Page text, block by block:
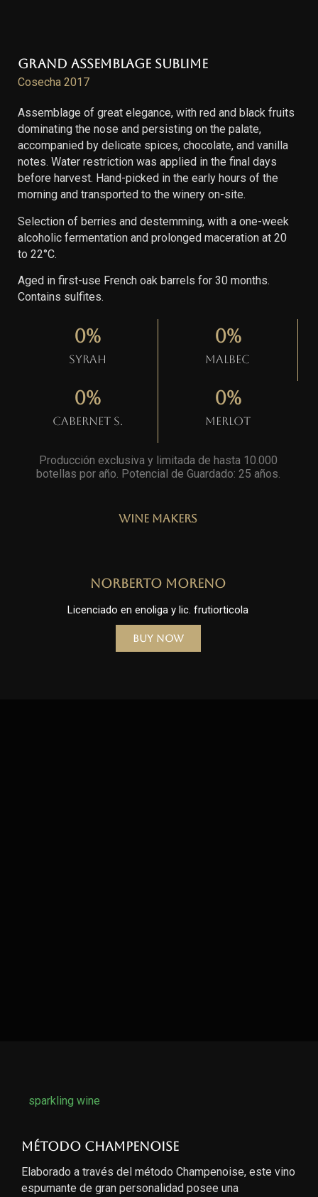
Grand Assemblage Sublime
Cosecha 2017
Assemblage of great elegance, with red and black fruits
dominating the nose and persisting on the palate,
accompanied by delicate spices, chocolate, and vanilla
notes. Water restriction was applied in the final days
before harvest. Hand-picked in the early hours of the
morning and transported to the winery on-site.
Selection of berries and destemming, with a one-week
alcoholic fermentation and prolonged maceration at 20
to 22°C.
Aged in first-use French oak barrels for 30 months.
Contains sulfites.
Syrah
0%
Malbec
0%
Cabernet S.
0%
Merlot
0%
Producción exclusiva y limitada de hasta 10.000
botellas por año. Potencial de Guardado: 25 años
Wine Makers
Norberto Moreno
Licenciado en enoliga y lic. frutiorticola
Buy Now
sparkling wine
Método Champenoise
Elaborado a través del método Champenoise, este vino
espumante de gran personalidad posee una